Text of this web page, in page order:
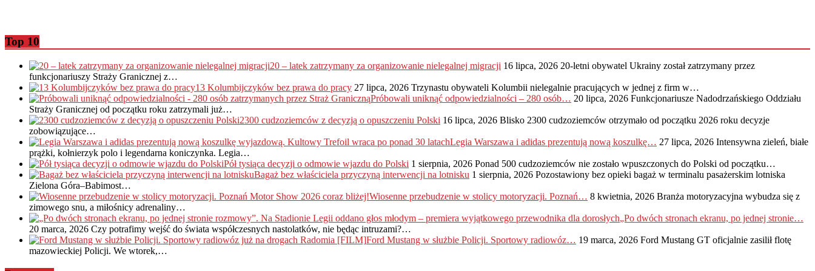
Top 10
20 – latek zatrzymany za organizowanie nielegalnej migracji 16 lipca, 2026 20-letni obywatel Ukrainy został zatrzymany przez
funkcjonariuszy Straży Granicznej z…
13 Kolumbijczyków bez prawa do pracy 27 lipca, 2026 Trzynastu obywateli Kolumbii nielegalnie pracujących w jednej z firm w…
Próbowali uniknąć odpowiedzialności – 280 osób… 20 lipca, 2026 Funkcjonariusze Nadodrzańskiego Oddziału
Straży Granicznej od początku roku zatrzymali już…
2300 cudzoziemców z decyzją o opuszczeniu Polski 16 lipca, 2026 Blisko 2300 cudzoziemców otrzymało od początku 2026 roku decyzje
zobowiązujące…
Legia Warszawa i adidas prezentują nową koszulkę… 27 lipca, 2026 Intensywna zieleń, białe
prążki, kołnierzyk polo i legendarna koniczynka. Legia…
Pół tysiąca decyzji o odmowie wjazdu do Polski 1 sierpnia, 2026 Ponad 500 cudzoziemców nie zostało wpuszczonych do Polski od początku…
Bagaż bez właściciela przyczyną interwencji na lotnisku 1 sierpnia, 2026 Pozostawiony bez opieki bagaż w terminalu pasażerskim lotniska
Zielona Góra–Babimost…
Wiosenne przebudzenie w stolicy motoryzacji. Poznań… 8 kwietnia, 2026 Branża motoryzacyjna wybudza się z
zimowego snu, a miłośnicy adrenaliny…
„Po dwóch stronach ekranu, po jednej stronie…
20 marca, 2026 Czy potrafimy wejść do świata współczesnych nastolatków, nie będąc intruzami?…
Ford Mustang w służbie Policji. Sportowy radiowóz… 19 marca, 2026 Ford Mustang GT oficjalnie zasilił flotę
mazowieckiej Policji. We wtorek,…